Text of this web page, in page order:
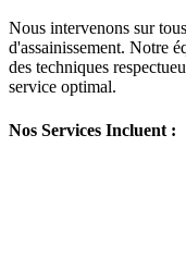
Nous intervenons sur
d'assainissement. Notre
des techniques
service optimal.
Nos Services Incluent :